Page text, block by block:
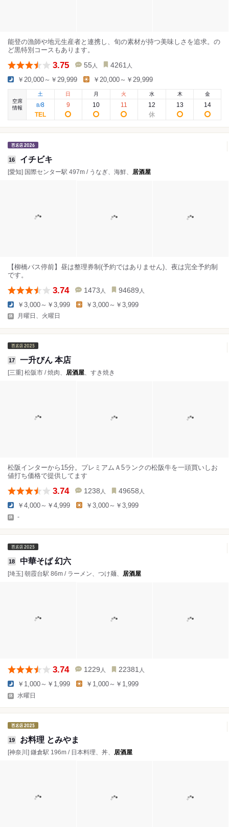
能登の漁師や地元生産者と連携し、旬の素材が持つ美味しさを追求。の
ど黒特別コースもあります。
3.75 55 人 4261 人
￥20,000～￥29,999 ￥20,000～￥29,999
空席
情報
土
8/8
日
9
月
10
火
11
水
12
木
13
金
14
16 イチビキ
[愛知] 国際センター駅 497m / うなぎ、海鮮、 居酒屋
【柳橋バス停前】昼は整理券制(予約ではありません)、夜は完全予約制
です。
3.74 1473 人 94689 人
￥3,000～￥3,999 ￥3,000～￥3,999
月曜日、火曜日
17 一升びん 本店
[三重] 松阪市 / 焼肉、 居酒屋、すき焼き
松阪インターから15分。プレミアムＡ5ランクの松阪牛を一頭買いしお
値打ち価格で提供してます
3.74 1238 人 49658 人
￥4,000～￥4,999 ￥3,000～￥3,999
-
18 中華そば 幻六
[埼玉] 朝霞台駅 86m / ラーメン、つけ麺、 居酒屋
3.74 1229 人 22381 人
￥1,000～￥1,999 ￥1,000～￥1,999
水曜日
19 お料理 とみやま
[神奈川] 鎌倉駅 196m / 日本料理、丼、 居酒屋